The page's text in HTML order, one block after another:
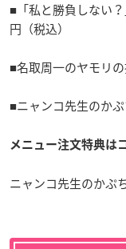
■「私と勝負しない
円（税込）
■名取周一のヤモリ
■ニャンコ先生のか
メニュー注文特典は
ニャンコ先生のかぷ